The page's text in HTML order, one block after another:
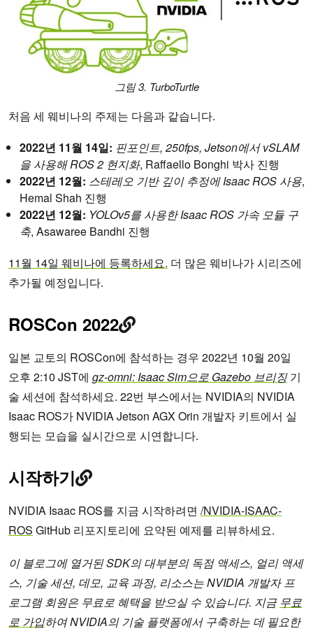
그림 3. TurboTurtle
처음 세 웨비나의 주제는 다음과 같습니다.
2022년 11월 14일: 핀포인트, 250fps, Jetson에서 vSLAM
을 사용해 ROS 2 현지화, Raffaello Bonghi 박사 진행
2022년 12월: 스테레오 기반 깊이 추정에 Isaac ROS 사용,
Hemal Shah 진행
2022년 12월: YOLOv5를 사용한 Isaac ROS 가속 모듈 구
축, Asawaree Bandhi 진행
11월 14일 웨비나에 등록하세요. 더 많은 웨비나가 시리즈에
추가될 예정입니다.
ROSCon 2022
일본 교토의 ROSCon에 참석하는 경우 2022년 10월 20일
오후 2:10 JST에 gz-omni: Isaac Sim으로 Gazebo 브리징기
술 세션에 참석하세요. 22번 부스에서는 NVIDIA의 NVIDIA
Isaac ROS가 NVIDIA Jetson AGX Orin 개발자 키트에서 실
행되는 모습을 실시간으로 시연합니다.
시작하기
NVIDIA Isaac ROS를 지금 시작하려면 /NVIDIA-ISAAC-
ROS GitHub 리포지토리에 요약된 예제를 리뷰하세요.
이 블로그에 열거된 SDK의 대부분의 독점 액세스, 얼리 액세
스, 기술 세션, 데모, 교육 과정, 리소스는 NVIDIA 개발자 프
로그램 회원은 무료로 혜택을 받으실 수 있습니다. 지금 무료
로 가입하여 NVIDIA의 기술 플랫폼에서 구축하는 데 필요한